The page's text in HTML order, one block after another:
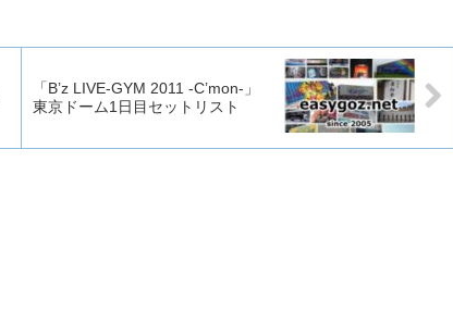
「B’z LIVE-GYM 2011 -C’mon-」
東京ドーム1日目セットリスト